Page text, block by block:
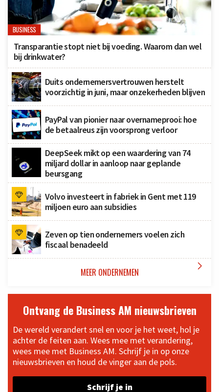
BUSINESS
Transparantie stopt niet bij voeding. Waarom dan wel
bij drinkwater?
Duits ondernemersvertrouwen herstelt
voorzichtig in juni, maar onzekerheden blijven
PayPal van pionier naar overnameprooi: hoe
de betaalreus zijn voorsprong verloor
DeepSeek mikt op een waardering van 74
miljard dollar in aanloop naar geplande
beursgang
Volvo investeert in fabriek in Gent met 119
miljoen euro aan subsidies
Zeven op tien ondernemers voelen zich
fiscaal benadeeld
MEER ONDERNEMEN 
Ontvang de Business AM nieuwsbrieven
De wereld verandert snel en voor je het weet, hol je
achter de feiten aan. Wees mee met verandering,
wees mee met Business AM. Schrijf je in op onze
nieuwsbrieven en houd de vinger aan de pols.
Schrijf je in